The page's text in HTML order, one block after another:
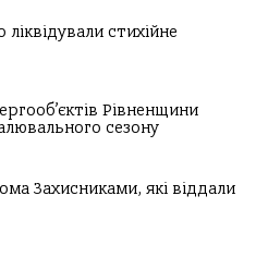
стихійне
Рівненщини
сезону
Захисниками, які віддали